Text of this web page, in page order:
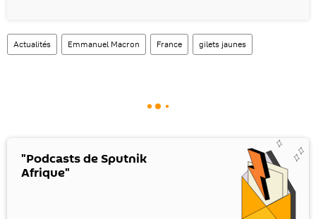
Actualités Emmanuel Macron France gilets jaunes
"Podcasts de Sputnik
Afrique"